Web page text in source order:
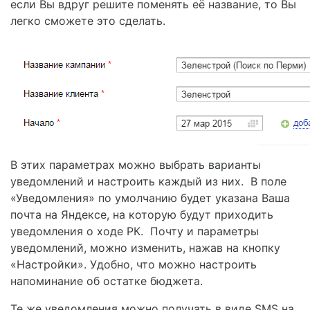
если Вы вдруг решите поменять её название, то Вы
легко сможете это сделать.
В этих параметрах можно выбрать варианты
уведомлений и настроить каждый из них. В поле
«Уведомления» по умолчанию будет указана Ваша
почта на Яндексе, на которую будут приходить
уведомления о ходе РК. Почту и параметры
уведомлений, можно изменить, нажав на кнопку
«Настройки». Удобно, что можно настроить
напоминание об остатке бюджета.